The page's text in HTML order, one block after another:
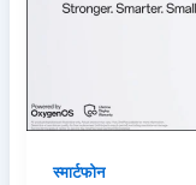
स्मार्टफोन
लॉन्च:
दमदार
फीचर्स
और